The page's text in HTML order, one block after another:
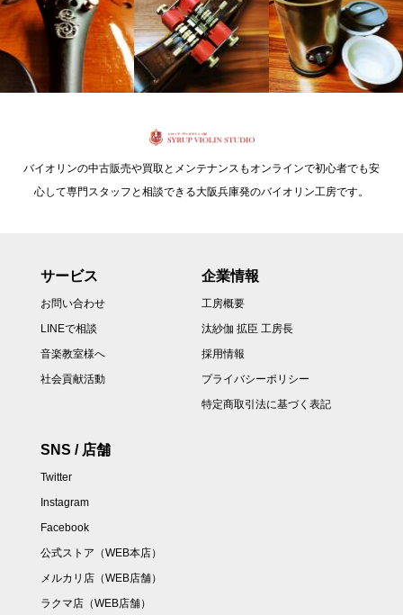
バイオリンの中古販売や買取とメンテナンスもオンラインで初心者でも安
心して専門スタッフと相談できる大阪兵庫発のバイオリン工房です。
サービス
お問い合わせ
LINEで相談
音楽教室様へ
社会貢献活動
企業情報
工房概要
汰紗伽 拡臣 工房長
採用情報
プライバシーポリシー
特定商取引法に基づく表記
SNS / 店舗
Twitter
Instagram
Facebook
公式ストア（WEB本店）
メルカリ店（WEB店舗）
ラクマ店（WEB店舗）